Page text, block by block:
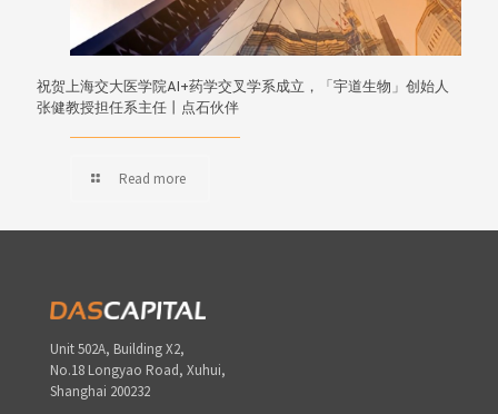
祝贺上海交大医学院AI+药学交叉学系成立，「宇道生物」创始人
张健教授担任系主任丨点石伙伴
Read more
Unit 502A, Building X2,
No.18 Longyao Road, Xuhui,
Shanghai 200232